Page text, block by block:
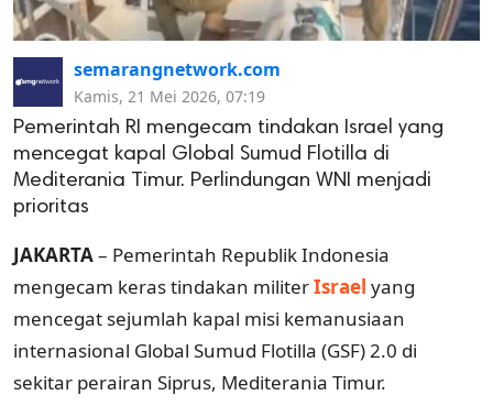
semarangnetwork.com
Kamis, 21 Mei 2026, 07:19
Pemerintah RI mengecam tindakan Israel yang
mencegat kapal Global Sumud Flotilla di
Mediterania Timur. Perlindungan WNI menjadi
prioritas
JAKARTA– Pemerintah Republik Indonesia
mengecam keras tindakan militerIsrael yang
mencegat sejumlah kapal misi kemanusiaan
internasional Global Sumud Flotilla (GSF) 2.0 di
sekitar perairan Siprus, Mediterania Timur.